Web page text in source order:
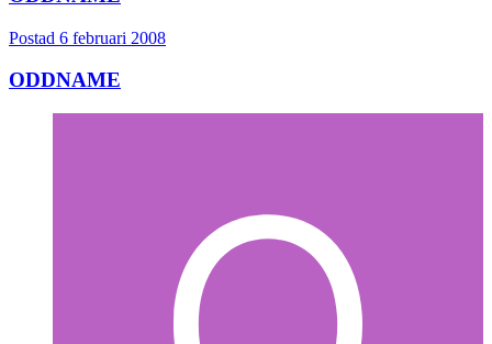
Postad 6 februari 2008
ODDNAME